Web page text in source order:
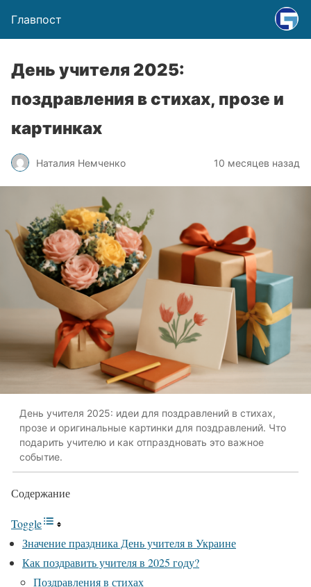
Главпост
День учителя 2025:
поздравления в стихах, прозе и
картинках
Наталия Немченко 10 месяцев назад
День учителя 2025: идеи для поздравлений в стихах,
прозе и оригинальные картинки для поздравлений. Что
подарить учителю и как отпраздновать это важное
событие.
Содержание
Toggle
Значение праздника День учителя в Украине
Как поздравить учителя в 2025 году?
Поздравления в стихах